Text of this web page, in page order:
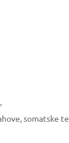
somatske